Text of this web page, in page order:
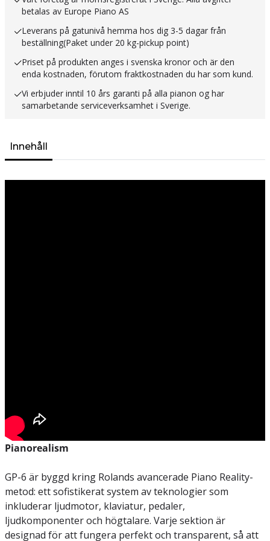
betalas av Europe Piano AS
Leverans på gatunivå hemma hos dig 3-5 dagar från
beställning(Paket under 20 kg-pickup point)
Priset på produkten anges i svenska kronor och är den
enda kostnaden, förutom fraktkostnaden du har som kund.
Vi erbjuder inntil 10 års garanti på alla pianon og har
samarbetande serviceverksamhet i Sverige.
Innehåll
Pianorealism
GP-6 är byggd kring Rolands avancerade Piano Reality-
metod: ett sofistikerat system av teknologier som
inkluderar ljudmotor, klaviatur, pedaler,
ljudkomponenter och högtalare. Varje sektion är
designad för att fungera perfekt och transparent, så att